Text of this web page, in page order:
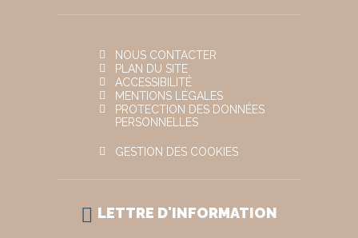
NOUS CONTACTER
PLAN DU SITE
ACCESSIBILITÉ
MENTIONS LÉGALES
PROTECTION DES DONNÉES
PERSONNELLES
GESTION DES COOKIES
LETTRE D'INFORMATION